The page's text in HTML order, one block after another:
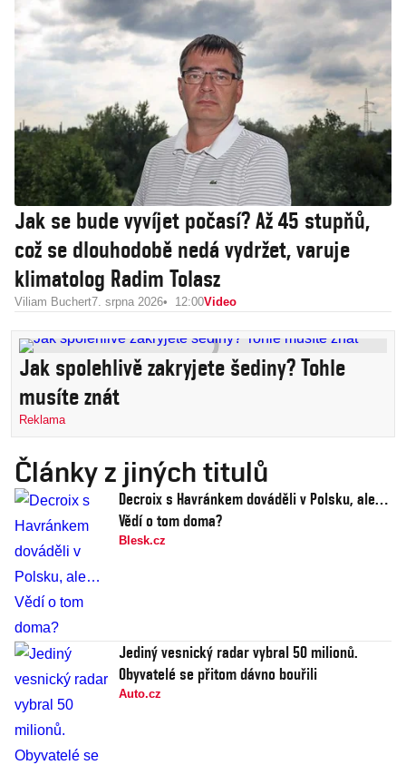
Jak se bude vyvíjet počasí? Až 45 stupňů,
což se dlouhodobě nedá vydržet, varuje
klimatolog Radim Tolasz
Viliam Buchert7. srpna 2026 12:00Video
Jak spolehlivě zakryjete šediny? Tohle
musíte znát
Reklama
Články z jiných titulů
Decroix s Havránkem dováděli v Polsku, ale…
Vědí o tom doma?
Blesk.cz
Jediný vesnický radar vybral 50 milionů.
Obyvatelé se přitom dávno bouřili
Auto.cz